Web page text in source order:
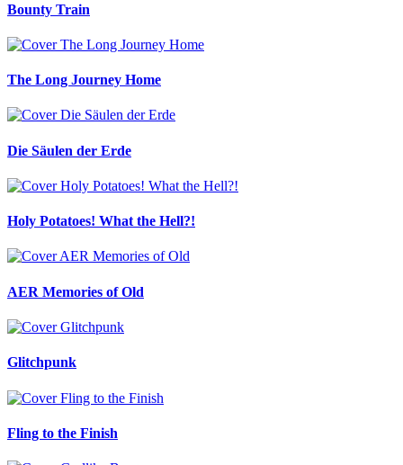
Bounty Train
The Long Journey Home
Die Säulen der Erde
Holy Potatoes! What the Hell?!
AER Memories of Old
Glitchpunk
Fling to the Finish